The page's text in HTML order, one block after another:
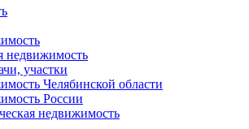
недвижимость
участки
Челябинской области
России
недвижимость